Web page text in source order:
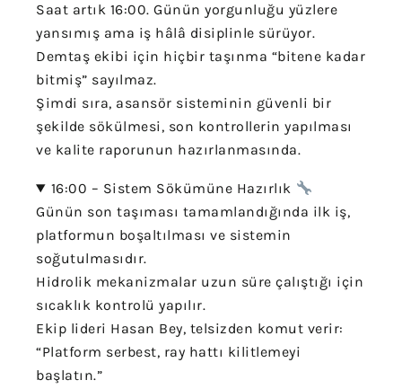
Saat artık 16:00. Günün yorgunluğu yüzlere
yansımış ama iş hâlâ disiplinle sürüyor.
Demtaş ekibi için hiçbir taşınma “bitene kadar
bitmiş” sayılmaz.
Şimdi sıra, asansör sisteminin güvenli bir
şekilde sökülmesi, son kontrollerin yapılması
ve kalite raporunun hazırlanmasında.
16:00 – Sistem Sökümüne Hazırlık
Günün son taşıması tamamlandığında ilk iş,
platformun boşaltılması ve sistemin
soğutulmasıdır.
Hidrolik mekanizmalar uzun süre çalıştığı için
sıcaklık kontrolü yapılır.
Ekip lideri Hasan Bey, telsizden komut verir:
“Platform serbest, ray hattı kilitlemeyi
başlatın.”